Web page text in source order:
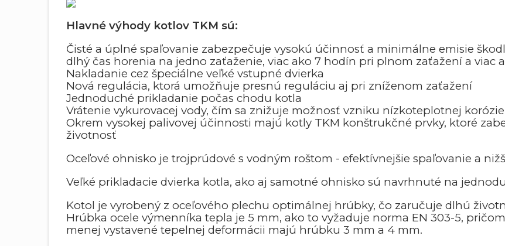
Hlavné výhody kotlov TKM sú:
Čisté a úplné spaľovanie zabezpečuje vysokú účinnosť a minimálne emisie
dlhý čas horenia na jedno zaťaženie, viac ako 7 hodín pri plnom zaťažení a viac
Nakladanie cez špeciálne veľké vstupné dvierka
Nová regulácia, ktorá umožňuje presnú reguláciu aj pri zníženom zaťažení
Jednoduché prikladanie počas chodu kotla
Vrátenie vykurovacej vody, čím sa znižuje možnosť vzniku nízkoteplotnej korózie
Okrem vysokej palivovej účinnosti majú kotly TKM konštrukčné prvky, ktoré
životnosť
Oceľové ohnisko je trojprúdové s vodným roštom - efektívnejšie spaľovanie a
Veľké prikladacie dvierka kotla, ako aj samotné ohnisko sú navrhnuté na
Kotol je vyrobený z oceľového plechu optimálnej hrúbky, čo zaručuje dlhú
Hrúbka ocele výmenníka tepla je 5 mm, ako to vyžaduje norma EN 303-5,
menej vystavené tepelnej deformácii majú hrúbku 3 mm a 4 mm.